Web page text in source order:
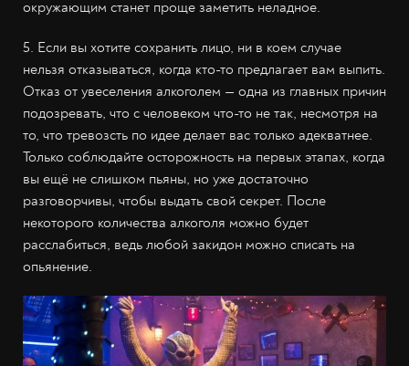
окружающим станет проще заметить неладное.
5. Если вы хотите сохранить лицо, ни в коем случае
нельзя отказываться, когда кто-то предлагает вам выпить.
Отказ от увеселения алкоголем — одна из главных причин
подозревать, что с человеком что-то не так, несмотря на
то, что тревозсть по идее делает вас только адекватнее.
Только соблюдайте осторожность на первых этапах, когда
вы ещё не слишком пьяны, но уже достаточно
разговорчивы, чтобы выдать свой секрет. После
некоторого количества алкоголя можно будет
расслабиться, ведь любой закидон можно списать на
опьянение.